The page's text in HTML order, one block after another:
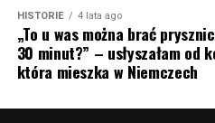
HISTORIE 4 lata ago
„To u was można brać
30 minut?” – usłyszałam od
która mieszka w Niemczech